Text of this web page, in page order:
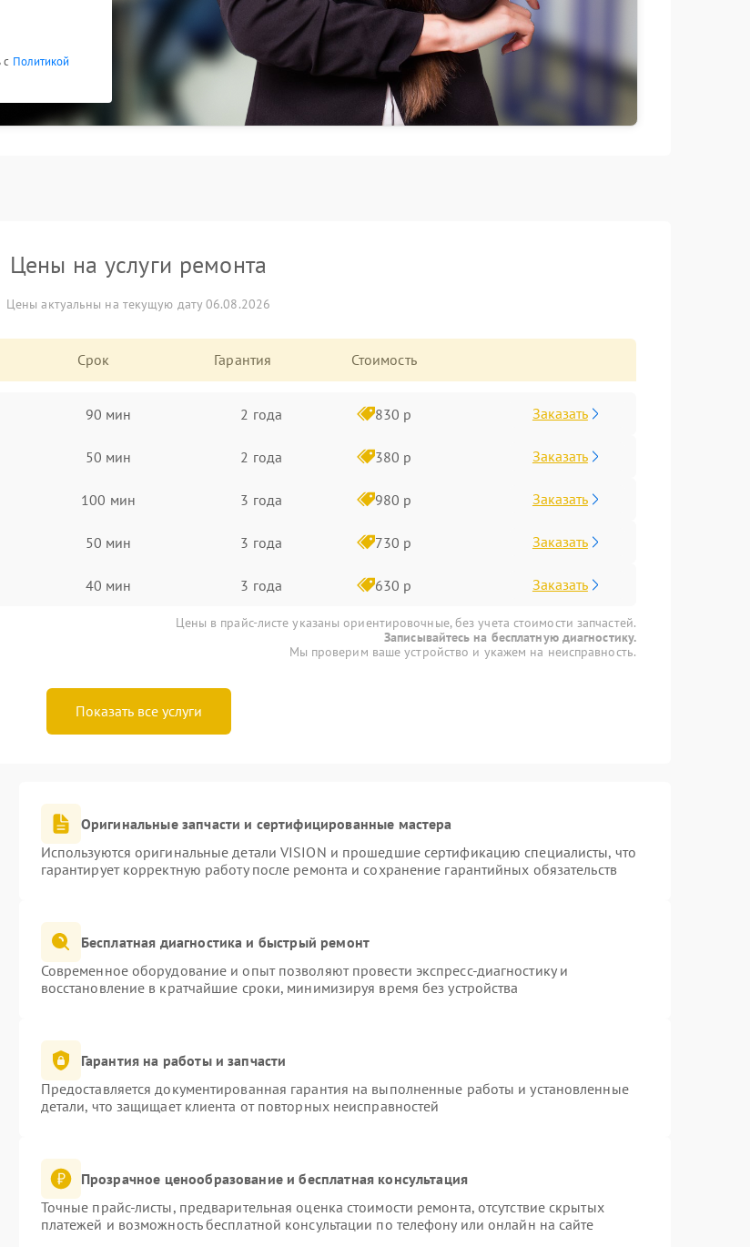
с Политикой
Цены на услуги ремонта
Цены актуальны на текущую дату 06.08.2026
Срок Гарантия Стоимость
90 мин 2 года 830 р Заказать
50 мин 2 года 380 р Заказать
100 мин 3 года 980 р Заказать
50 мин 3 года 730 р Заказать
40 мин 3 года 630 р Заказать
Цены в прайс-листе указаны ориентировочные, без учета стоимости запчастей.
Записывайтесь на бесплатную диагностику.
Мы проверим ваше устройство и укажем на неисправность.
Показать все услуги
Оригинальные запчасти и сертифицированные мастера
Используются оригинальные детали VISION и прошедшие сертификацию специалисты, что
гарантирует корректную работу после ремонта и сохранение гарантийных обязательств
Бесплатная диагностика и быстрый ремонт
Современное оборудование и опыт позволяют провести экспресс-диагностику и
восстановление в кратчайшие сроки, минимизируя время без устройства
Гарантия на работы и запчасти
Предоставляется документированная гарантия на выполненные работы и установленные
детали, что защищает клиента от повторных неисправностей
Прозрачное ценообразование и бесплатная консультация
Точные прайс-листы, предварительная оценка стоимости ремонта, отсутствие скрытых
платежей и возможность бесплатной консультации по телефону или онлайн на сайте